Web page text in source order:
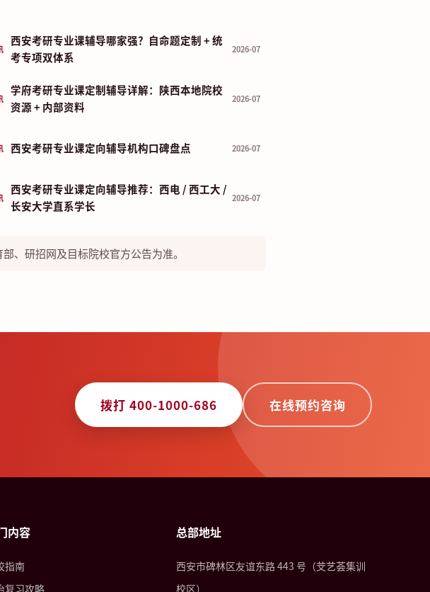
西安考研专业课辅导哪家强？自命题定制 + 统
考专项双体系
2026-07
学府考研专业课定制辅导详解：陕西本地院校
资源 + 内部资料
2026-07
西安考研专业课定向辅导机构口碑盘点 2026-07
西安考研专业课定向辅导推荐：西电 / 西工大 /
长安大学直系学长
2026-07
、研招网及目标院校官方公告为准。
拨打 400-1000-686 在线预约咨询
内容
指南
复习攻略
总部地址
西安市碑林区友谊东路 443 号（芠艺荟集训
校区）